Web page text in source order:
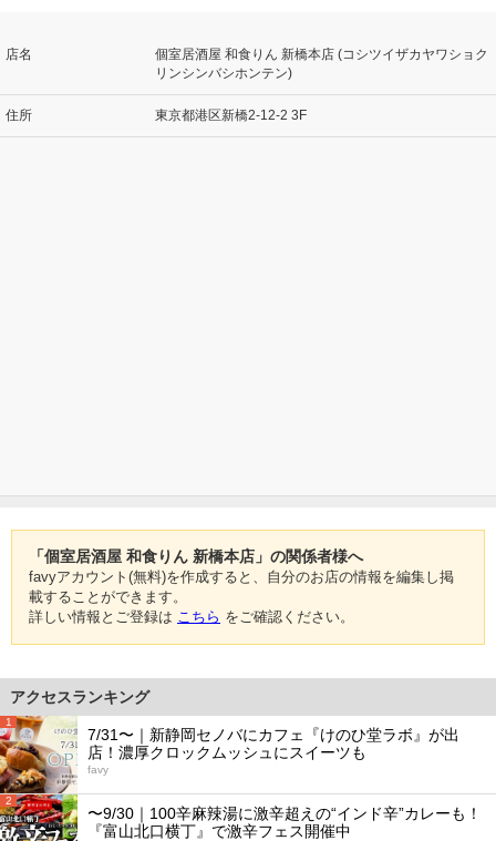
店名
個室居酒屋 和食りん 新橋本店 (コシツイザカヤワショク
リンシンバシホンテン)
住所 東京都港区新橋2-12-2 3F
「個室居酒屋 和食りん 新橋本店」の関係者様へ
favyアカウント(無料)を作成すると、自分のお店の情報を編集し掲
載することができます。
詳しい情報とご登録は こちら をご確認ください。
アクセスランキング
1
7/31〜｜新静岡セノバにカフェ『けのひ堂ラボ』が出
店！濃厚クロックムッシュにスイーツも
favy
2
〜9/30｜100辛麻辣湯に激辛超えの“インド辛”カレーも！
『富山北口横丁』で激辛フェス開催中